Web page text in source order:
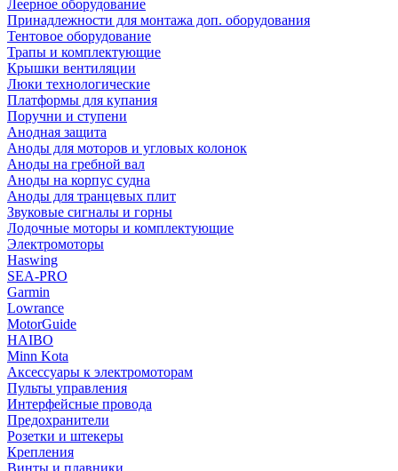
Леерное оборудование
Принадлежности для монтажа доп. оборудования
Тентовое оборудование
Трапы и комплектующие
Крышки вентиляции
Люки технологические
Платформы для купания
Поручни и ступени
Анодная защита
Аноды для моторов и угловых колонок
Аноды на гребной вал
Аноды на корпус судна
Аноды для транцевых плит
Звуковые сигналы и горны
Лодочные моторы и комплектующие
Электромоторы
Haswing
SEA-PRO
Garmin
Lowrance
MotorGuide
HAIBO
Minn Kota
Аксессуары к электромоторам
Пульты управления
Интерфейсные провода
Предохранители
Розетки и штекеры
Крепления
Винты и плавники